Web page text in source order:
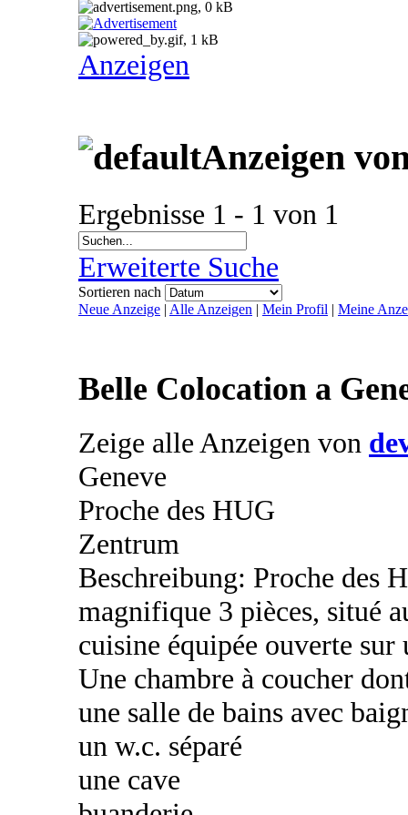
Anzeigen
Anzeigen
Ergebnisse 1 - 1 von 1
Erweiterte Suche
Sortieren nach
Neue Anzeige | Alle Anzeigen | Mein Profil | Meine
Belle Colocation a
Zeige alle Anzeigen von
Geneve
Proche des HUG
Zentrum
Beschreibung: Proche des
magnifique 3 pièces, situé
cuisine équipée ouverte sur
Une chambre à coucher
une salle de bains avec
un w.c. séparé
une cave